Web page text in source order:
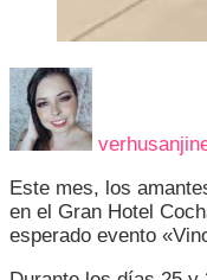
Este mes, los
en el Gran Hotel
esperado evento